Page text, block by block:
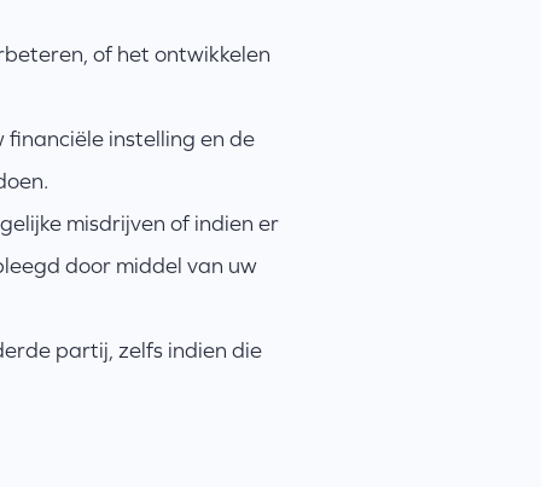
of het ontwikkelen
instelling en de
misdrijven of indien er
door middel van uw
partij, zelfs indien die